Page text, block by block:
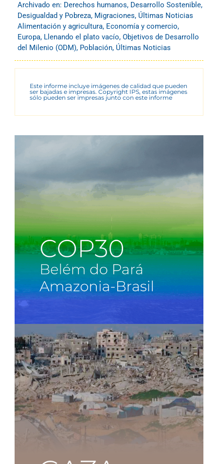
Archivado en: Derechos humanos, Desarrollo Sostenible,
Desigualdad y Pobreza, Migraciones, Últimas Noticias
Alimentación y agricultura, Economía y comercio,
Europa, Llenando el plato vacío, Objetivos de Desarrollo
del Milenio (ODM), Población, Últimas Noticias
Este informe incluye imágenes de calidad que pueden
ser bajadas e impresas. Copyright IPS, estas imágenes
sólo pueden ser impresas junto con este informe